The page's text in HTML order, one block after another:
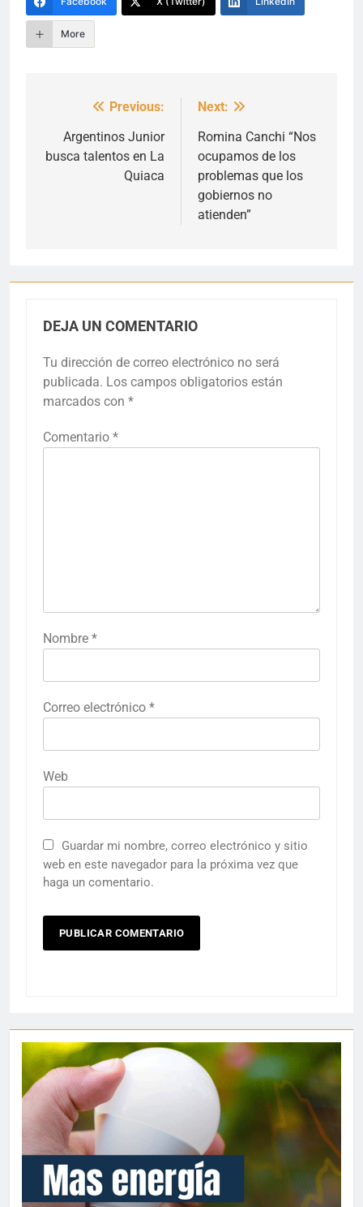
More
Navegación
Previous:
Argentinos Junior
busca talentos en La
Quiaca
Next:
Romina Canchi “Nos
ocupamos de los
problemas que los
gobiernos no
atienden”
DEJA UN COMENTARIO
Tu dirección de correo electrónico no será
publicada. Los campos obligatorios están
marcados con *
Comentario *
Nombre *
Correo electrónico *
Web
Guardar mi nombre, correo electrónico y sitio
web en este navegador para la próxima vez que
haga un comentario.